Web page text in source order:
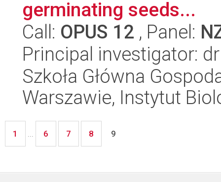
germinating seeds...
Call: OPUS 12 , Panel:
Principal investigator:
Szkoła Główna
Warszawie, Instytut
1 ... 6 7 8 9